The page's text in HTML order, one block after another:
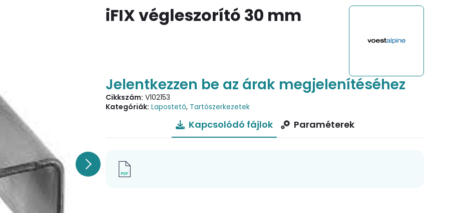
iFIX végleszorító 30 mm
Jelentkezzen be az árak megjelenítéséhez
Cikkszám: V102153
Kategóriák: Lapostető, Tartószerkezetek
Kapcsolódó fájlok Paraméterek